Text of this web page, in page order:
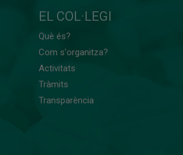
EL COL·LEGI
Què és?
Com s'organitza?
Activitats
Tràmits
Transparència